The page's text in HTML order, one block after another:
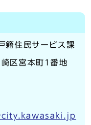
籍住民サービス課
区宮本町1番地